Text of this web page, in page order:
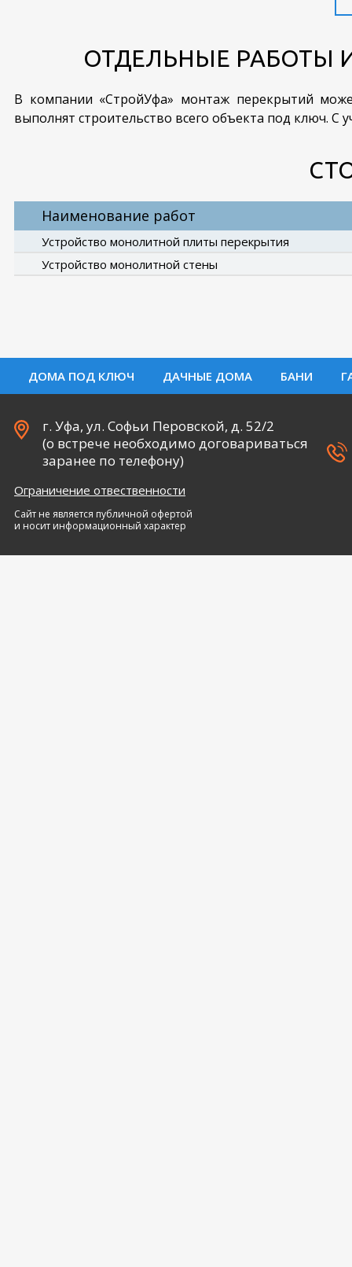
ОТДЕЛЬНЫЕ РАБОТЫ
В компании «СтройУфа» монтаж перекрытий
выполнят строительство всего объекта под ключ.
Наименование работ
Устройство монолитной плиты перекрытия
Устройство монолитной стены
ДОМА ПОД КЛЮЧ ДАЧНЫЕ ДОМА БАНИ
г. Уфа, ул. Софьи Перовской, д. 52/2
(о встрече необходимо договариваться
заранее по телефону)
Ограничение отвественности
Сайт не является публичной офертой
и носит информационный характер